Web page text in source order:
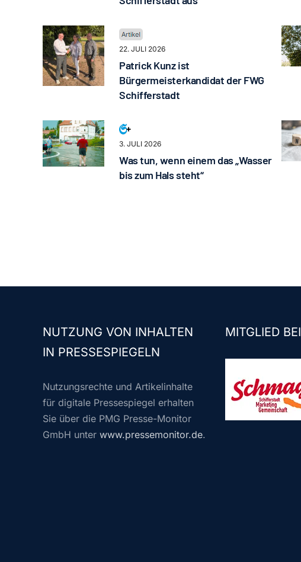
22. JULI 2026
Patrick Kunz ist
Bürgermeisterkandidat der FWG
Schifferstadt
3. JULI 2026
Was tun, wenn einem das „Wasser
bis zum Hals steht“
NUTZUNG VON INHALTEN
IN PRESSESPIEGELN
Nutzungsrechte und Artikelinhalte
für digitale Pressespiegel erhalten
Sie über die PMG Presse-Monitor
GmbH unter www.pressemonitor.de.
MITGLIED BEI